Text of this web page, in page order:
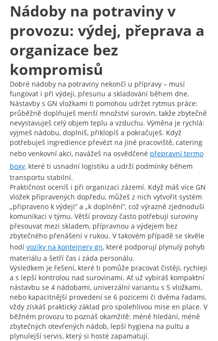
Nádoby na potraviny v
provozu: výdej, přeprava a
organizace bez
kompromisů
Dobré nádoby na potraviny nekončí u přípravy – musí
fungovat i při výdeji, přesunu a skladování během dne.
Nástavby s GN vložkami ti pomohou udržet rytmus práce:
průběžně doplňuješ menší množství surovin, takže zbytečně
nevystavuješ celý objem teplu a vzduchu. Výměna je rychlá:
vyjmeš nádobu, doplníš, přiklopíš a pokračuješ. Když
potřebuješ ingredience převézt na jiné pracoviště, catering
nebo venkovní akci, navážeš na osvědčené přepravní termo
boxy, které ti usnadní logistiku a udrží podmínky během
transportu stabilní.
Praktičnost oceníš i při organizaci zázemí. Když máš více GN
vložek připravených dopředu, můžeš z nich vytvořit systém
„připraveno k výdeji“ a „k doplnění“, což výrazně zjednoduší
komunikaci v týmu. Větší provozy často potřebují suroviny
přesouvat mezi skladem, přípravnou a výdejem bez
zbytečného přenášení v rukou. V takovém případě se skvěle
hodí vozíky na kontejnery gn, které podporují plynulý pohyb
materiálu a šetří čas i záda personálu.
Výsledkem je řešení, které ti pomůže pracovat čistěji, rychleji
a s lepší kontrolou nad surovinami. Ať už vybíráš kompaktní
nástavbu se 4 nádobami, univerzální variantu s 5 vložkami,
nebo kapacitnější provedení se 6 pozicemi či dvěma řadami,
vždy získáš praktický základ pro spolehlivou mise en place. V
běžném provozu to poznáš okamžitě: méně hledání, méně
zbytečných otevřených nádob, lepší hygiena na pultu a
plynulejší servis, který si hosté zapamatují.